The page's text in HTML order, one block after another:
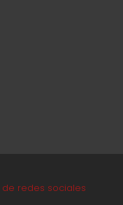
redes sociales